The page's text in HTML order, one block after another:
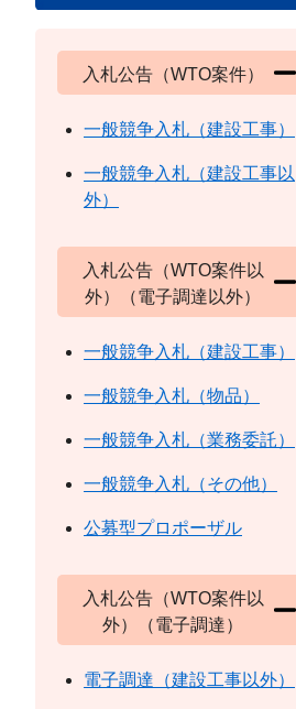
入札公告（WTO案件）
一般競争入札（建設工事）
一般競争入札（建設工事以
外）
入札公告（WTO案件以
外）（電子調達以外）
一般競争入札（建設工事）
一般競争入札（物品）
一般競争入札（業務委託）
一般競争入札（その他）
公募型プロポーザル
入札公告（WTO案件以
外）（電子調達）
電子調達（建設工事以外）